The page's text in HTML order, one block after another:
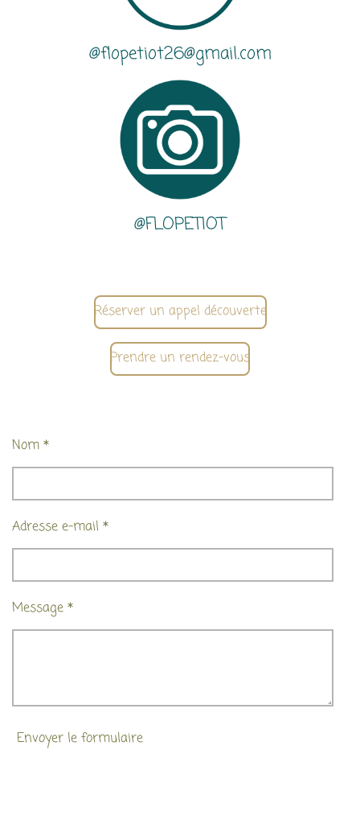
@flopetiot26@gmail.com
@FLOPETIOT
Réserver un appel découverte
Prendre un rendez-vous
Nom *
Adresse e-mail *
Message *
Envoyer le formulaire